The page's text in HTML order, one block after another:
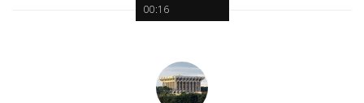
00:16